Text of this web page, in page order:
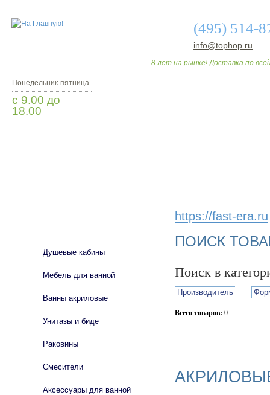
(495) 514-
info@tophop.ru
8 лет на рынке! Доставка по
Понедельник-пятница
с 9.00 до
18.00
https://fast-era.ru
ПОИСК
Поиск в
Производитель
Всего товаров: 0
Душевые кабины
Мебель для ванной
Ванны акриловые
Унитазы и биде
Раковины
Смесители
Аксессуары для ванной